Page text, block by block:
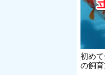
初め
の飼